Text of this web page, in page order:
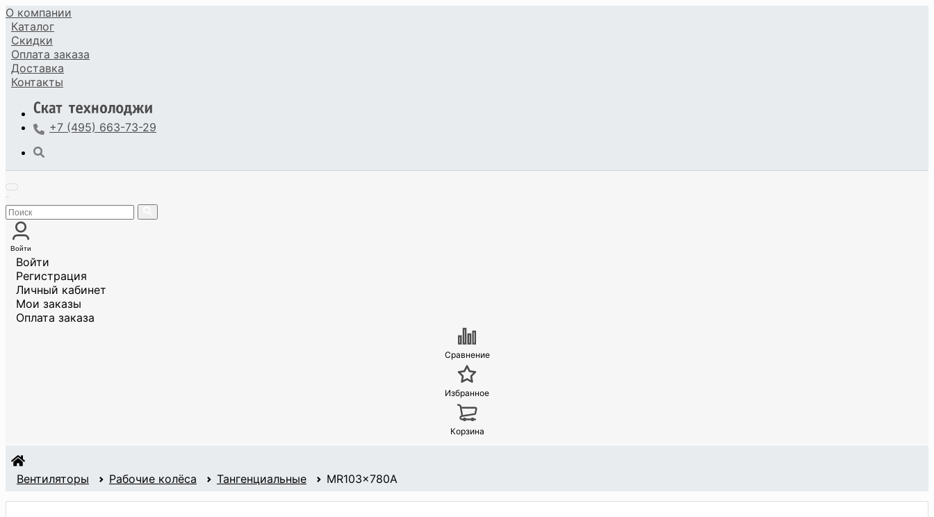
О компании
Каталог
Скидки
Оплата заказа
Доставка
Контакты
+7 (495) 663-73-29
Войти
Войти
Регистрация
Личный кабинет
Мои заказы
Оплата заказа
Сравнение
Избранное
Корзина
Вентиляторы Рабочие колёса Тангенциальные MR103x780A